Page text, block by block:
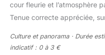
cour fleurie et l’atmosphère
Tenue correcte appréciée,
Culture et panorama · Durée
indicatif : 0 à 3 €